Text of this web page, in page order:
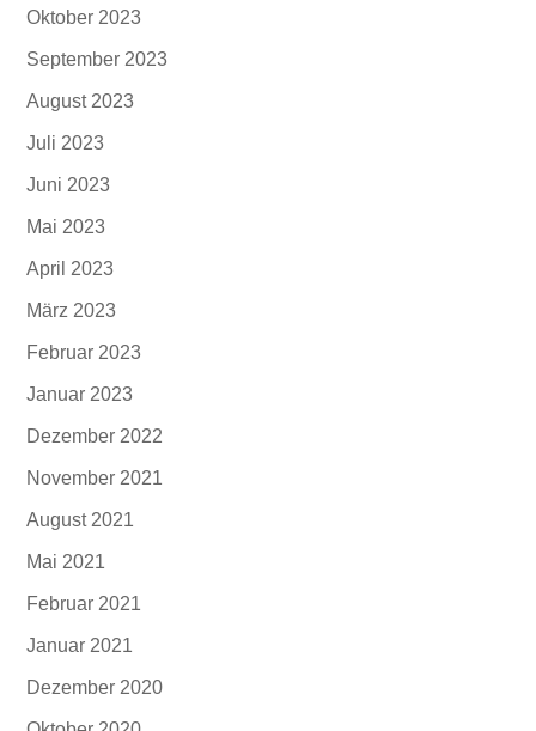
Oktober 2023
September 2023
August 2023
Juli 2023
Juni 2023
Mai 2023
April 2023
März 2023
Februar 2023
Januar 2023
Dezember 2022
November 2021
August 2021
Mai 2021
Februar 2021
Januar 2021
Dezember 2020